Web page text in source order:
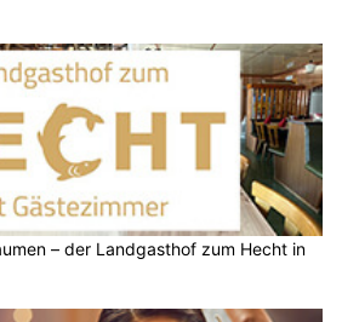
– der Landgasthof zum Hecht in